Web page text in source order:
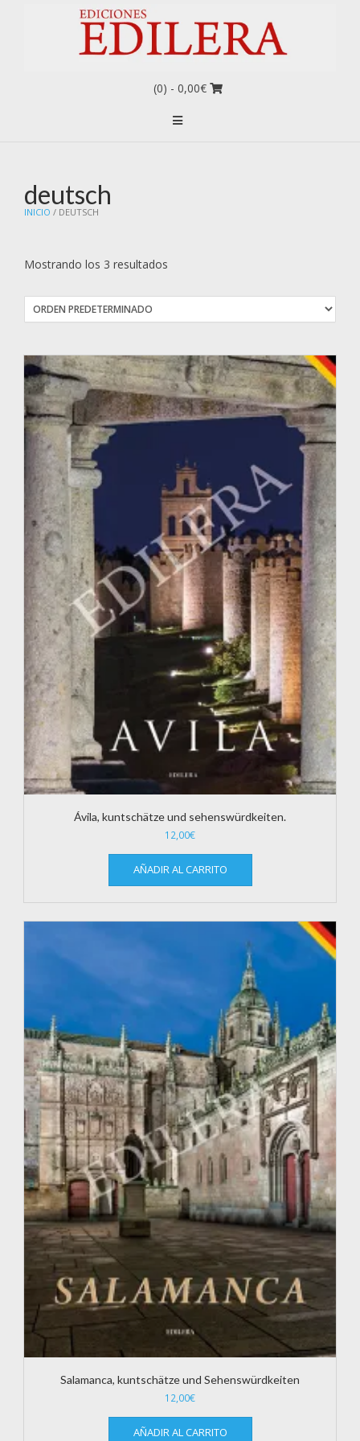
(0) - 0,00€
INICIO / DEUTSCH
deutsch
Mostrando los 3 resultados
Ávila, kuntschätze und sehenswürdkeiten.
12,00€
AÑADIR AL CARRITO
Salamanca, kuntschätze und Sehenswürdkeiten
12,00€
AÑADIR AL CARRITO